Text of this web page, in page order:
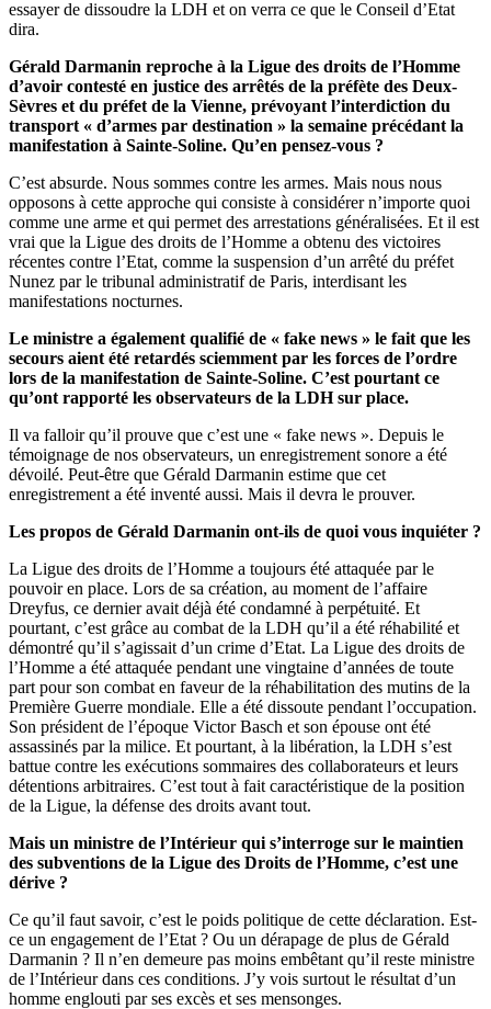
essayer de dissoudre la LDH et on verra ce que le Conseil d’Etat
dira.
Gérald Darmanin reproche à la Ligue des droits de l’Homme
d’avoir contesté en justice des arrêtés de la préfète des Deux-
Sèvres et du préfet de la Vienne, prévoyant l’interdiction du
transport « d’armes par destination » la semaine précédant la
manifestation à Sainte-Soline. Qu’en pensez-vous ?
C’est absurde. Nous sommes contre les armes. Mais nous nous
opposons à cette approche qui consiste à considérer n’importe quoi
comme une arme et qui permet des arrestations généralisées. Et il est
vrai que la Ligue des droits de l’Homme a obtenu des victoires
récentes contre l’Etat, comme la suspension d’un arrêté du préfet
Nunez par le tribunal administratif de Paris, interdisant les
manifestations nocturnes.
Le ministre a également qualifié de « fake news » le fait que les
secours aient été retardés sciemment par les forces de l’ordre
lors de la manifestation de Sainte-Soline. C’est pourtant ce
qu’ont rapporté les observateurs de la LDH sur place.
Il va falloir qu’il prouve que c’est une « fake news ». Depuis le
témoignage de nos observateurs, un enregistrement sonore a été
dévoilé. Peut-être que Gérald Darmanin estime que cet
enregistrement a été inventé aussi. Mais il devra le prouver.
Les propos de Gérald Darmanin ont-ils de quoi vous inquiéter ?
La Ligue des droits de l’Homme a toujours été attaquée par le
pouvoir en place. Lors de sa création, au moment de l’affaire
Dreyfus, ce dernier avait déjà été condamné à perpétuité. Et
pourtant, c’est grâce au combat de la LDH qu’il a été réhabilité et
démontré qu’il s’agissait d’un crime d’Etat. La Ligue des droits de
l’Homme a été attaquée pendant une vingtaine d’années de toute
part pour son combat en faveur de la réhabilitation des mutins de la
Première Guerre mondiale. Elle a été dissoute pendant l’occupation.
Son président de l’époque Victor Basch et son épouse ont été
assassinés par la milice. Et pourtant, à la libération, la LDH s’est
battue contre les exécutions sommaires des collaborateurs et leurs
détentions arbitraires. C’est tout à fait caractéristique de la position
de la Ligue, la défense des droits avant tout.
Mais un ministre de l’Intérieur qui s’interroge sur le maintien
des subventions de la Ligue des Droits de l’Homme, c’est une
dérive ?
Ce qu’il faut savoir, c’est le poids politique de cette déclaration. Est-
ce un engagement de l’Etat ? Ou un dérapage de plus de Gérald
Darmanin ? Il n’en demeure pas moins embêtant qu’il reste ministre
de l’Intérieur dans ces conditions. J’y vois surtout le résultat d’un
homme englouti par ses excès et ses mensonges.